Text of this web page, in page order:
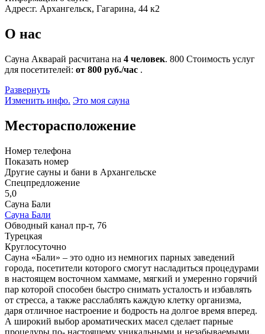
Адрес:г. Архангельск, Гагарина, 44 к2
О нас
Сауна Акварай расчитана на 4 человек. 800 Стоимость услуг
для посетителей: от 800 руб./час .
Развернуть
Изменить инфо. Это моя сауна
Месторасположение
Номер телефона
Показать номер
Другие сауны и бани в Архангельске
Спецпредложение
5,0
Сауна Бали
Сауна Бали
Обводный канал пр-т, 76
Турецкая
Круглосуточно
Сауна «Бали» – это одно из немногих парных заведений
города, посетители которого смогут насладиться процедурами
в настоящем восточном хаммаме, мягкий и умеренно горячий
пар которой способен быстро снимать усталость и избавлять
от стресса, а также расслаблять каждую клетку организма,
даря отличное настроение и бодрость на долгое время вперед.
А широкий выбор ароматических масел сделает парные
процедуры по- настоящему уникальными и незабываемыми.